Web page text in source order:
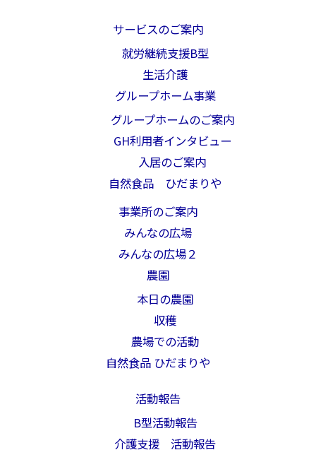
サービスのご案内
就労継続支援B型
生活介護
グループホーム事業
グループホームのご案内
GH利用者インタビュー
入居のご案内
自然食品 ひだまりや
事業所のご案内
みんなの広場
みんなの広場２
農園
本日の農園
収穫
農場での活動
自然食品 ひだまりや
活動報告
B型活動報告
介護支援 活動報告